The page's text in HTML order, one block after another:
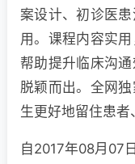
案设计、初诊医
用。课程内容实用
帮助提升临床沟
脱颖而出。全网
生更好地留住患者
自2017年08月07